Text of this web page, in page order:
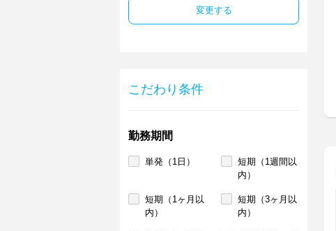
変更する
こだわり条件
勤務期間
単発（1日）
短期（1週間以
内）
短期（1ヶ月以
内）
短期（3ヶ月以
内）